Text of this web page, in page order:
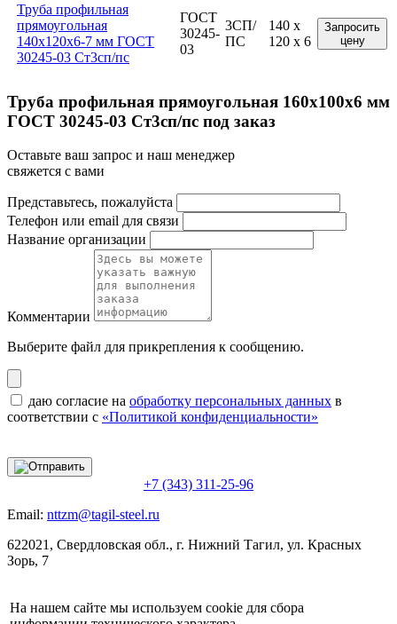
Труба профильная
прямоугольная
140x120x6-7 мм ГОСТ
30245-03 Ст3сп/пс
ГОСТ
30245-
03
3СП/
ПС
140 x
120 x 6
Запросить
цену
Труба профильная прямоугольная 160x100x6 мм
ГОСТ 30245-03 Ст3сп/пс под заказ
Оставьте ваш запрос и наш менеджер
свяжется с вами
Представьтесь, пожалуйста
Телефон или email для связи
Название организации
Комментарии
Выберите файл для прикрепления к сообщению.
даю согласие на обработку персональных данных в
соответствии с «Политикой конфиденциальности»
+7 (343) 311-25-96
Email: nttzm@tagil-steel.ru
622021, Свердловская обл., г. Нижний Тагил, ул. Красных
Зорь, 7
На нашем сайте мы используем cookie для сбора